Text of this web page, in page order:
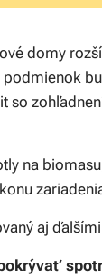
domy
so
na
aj